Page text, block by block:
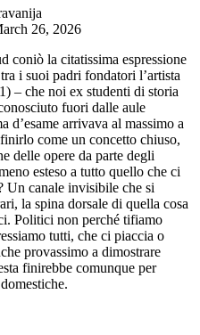
26, 2026
coniò la citatissima espressione
i suoi padri fondatori l’artista
– che noi ex studenti di storia
fuori dalle aule
d’esame arrivava al massimo a
come un concetto chiuso,
delle opere da parte degli
esteso a tutto quello che ci
Un canale invisibile che si
la spina dorsale di quella cosa
Politici non perché tifiamo
tutti, che ci piaccia o
provassimo a dimostrare
finirebbe comunque per